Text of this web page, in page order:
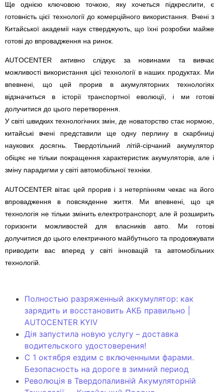
Ще однією ключовою точкою, яку хочеться підкреслити, є
готовність цієї технології до комерційного використання. Вчені з
Китайської академії наук стверджують, що їхні розробки майже
готові до впровадження на ринок.
AUTOCENTER активно слідкує за новинами та вивчає
можливості використання цієї технології в наших продуктах. Ми
впевнені, що цей прорив в акумуляторних технологіях
відзначиться в історії транспортної еволюції, і ми готові
долучитися до цього перетворення.
У світі швидких технологічних змін, де новаторство стає нормою,
китайські вчені представили ще одну перлину в скарбниці
наукових досягнь. Твердотільний літій-сірчаний акумулятор
обіцяє не тільки покращення характеристик акумуляторів, але і
зміну парадигми у світі автомобільної техніки.
AUTOCENTER вітає цей прорив і з нетерпінням чекає на його
впровадження в повсякденне життя. Ми впевнені, що ця
технологія не тільки змінить електротранспорт, але й розширить
горизонти можливостей для власників авто. Ми готові
долучитися до цього електричного майбутнього та продовжувати
приводити вас вперед у світі інновацій та автомобільних
технологій.
Полностью разряженный аккумулятор: как
зарядить и восстановить АКБ правильно |
AUTOCENTER KYIV
Дія запустила новую услугу – доставка
водительского удостоверения!
С 1 октября ездим с включенными фарами.
Безопасность на дороге в зимний период
Революція в Твердопаливній Акумуляторній